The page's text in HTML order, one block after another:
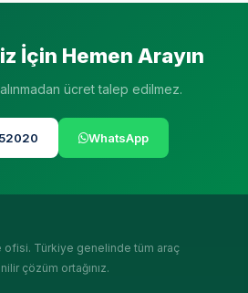
İçin Hemen Arayın
ücret talep edilmez.
WhatsApp
ofisi. Türkiye genelinde tüm araç
çözüm ortağınız.